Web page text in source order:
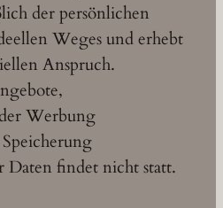
der persönlichen
Weges und erhebt
Anspruch.
Werbung
Daten findet nicht statt.